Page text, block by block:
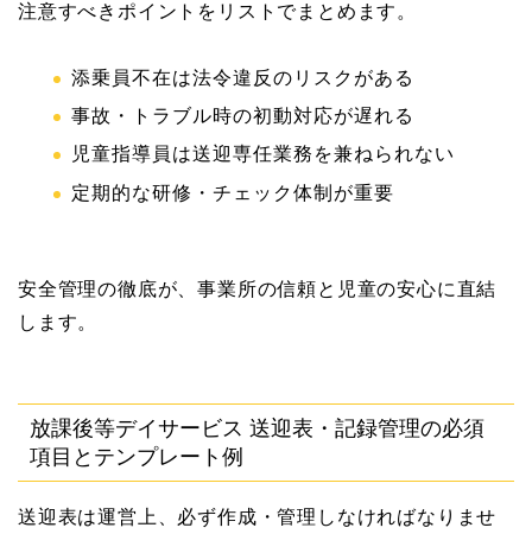
注意すべきポイントをリストでまとめます。
添乗員不在は法令違反のリスクがある
事故・トラブル時の初動対応が遅れる
児童指導員は送迎専任業務を兼ねられない
定期的な研修・チェック体制が重要
安全管理の徹底が、事業所の信頼と児童の安心に直結
します。
放課後等デイサービス 送迎表・記録管理の必須
項目とテンプレート例
送迎表は運営上、必ず作成・管理しなければなりませ